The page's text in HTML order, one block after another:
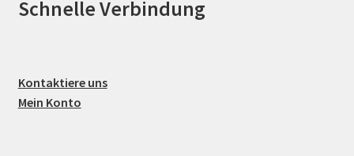
Schnelle Verbindung
Kontaktiere uns
Mein Konto